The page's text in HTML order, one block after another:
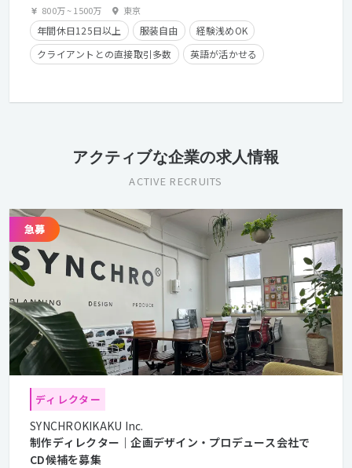
800万~1500万 東京
年間休日125日以上 服装自由
経験浅めOK
クライアントとの直接取引多数
英語が活かせる
学歴不問
経験者優遇
第二新卒歓迎
アクティブな企業の求人情報
ACTIVE RECRUITS
ディレクター
SYNCHROKIKAKU Inc.
制作ディレクター｜企画デザイン・プロデュース会社で
CD候補を募集